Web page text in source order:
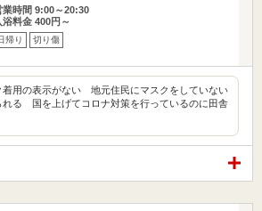
業時間 9:00～20:30
浴料金 400円～
帰り 切り傷
着用の表示がない 地元住民にマスクをしていない
れる 国を上げてコロナ対策を行っているのに田舎